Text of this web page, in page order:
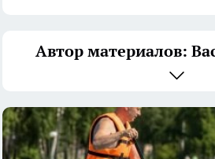
Автор материалов: